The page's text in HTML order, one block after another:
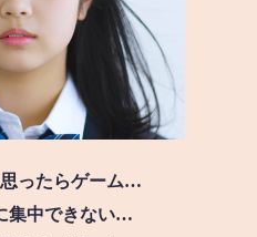
思ったらゲーム…
集中できない…